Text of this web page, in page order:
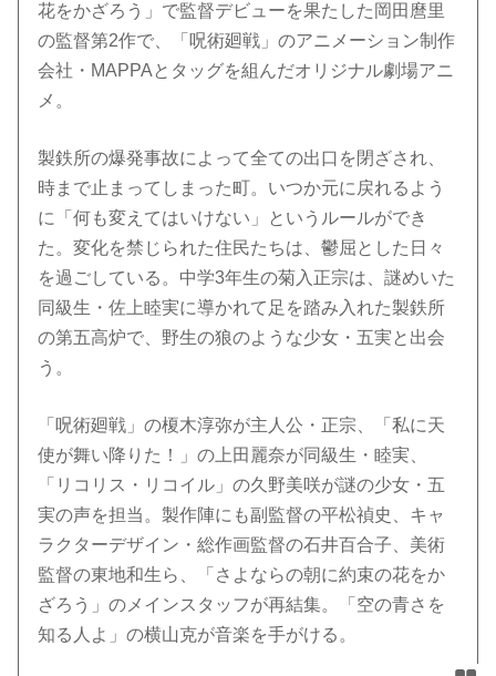
花をかざろう」で監督デビューを果たした岡田麿里
の監督第2作で、「呪術廻戦」のアニメーション制作
会社・MAPPAとタッグを組んだオリジナル劇場アニ
メ。
製鉄所の爆発事故によって全ての出口を閉ざされ、
時まで止まってしまった町。いつか元に戻れるよう
に「何も変えてはいけない」というルールができ
た。変化を禁じられた住民たちは、鬱屈とした日々
を過ごしている。中学3年生の菊入正宗は、謎めいた
同級生・佐上睦実に導かれて足を踏み入れた製鉄所
の第五高炉で、野生の狼のような少女・五実と出会
う。
「呪術廻戦」の榎木淳弥が主人公・正宗、「私に天
使が舞い降りた！」の上田麗奈が同級生・睦実、
「リコリス・リコイル」の久野美咲が謎の少女・五
実の声を担当。製作陣にも副監督の平松禎史、キャ
ラクターデザイン・総作画監督の石井百合子、美術
監督の東地和生ら、「さよならの朝に約束の花をか
ざろう」のメインスタッフが再結集。「空の青さを
知る人よ」の横山克が音楽を手がける。